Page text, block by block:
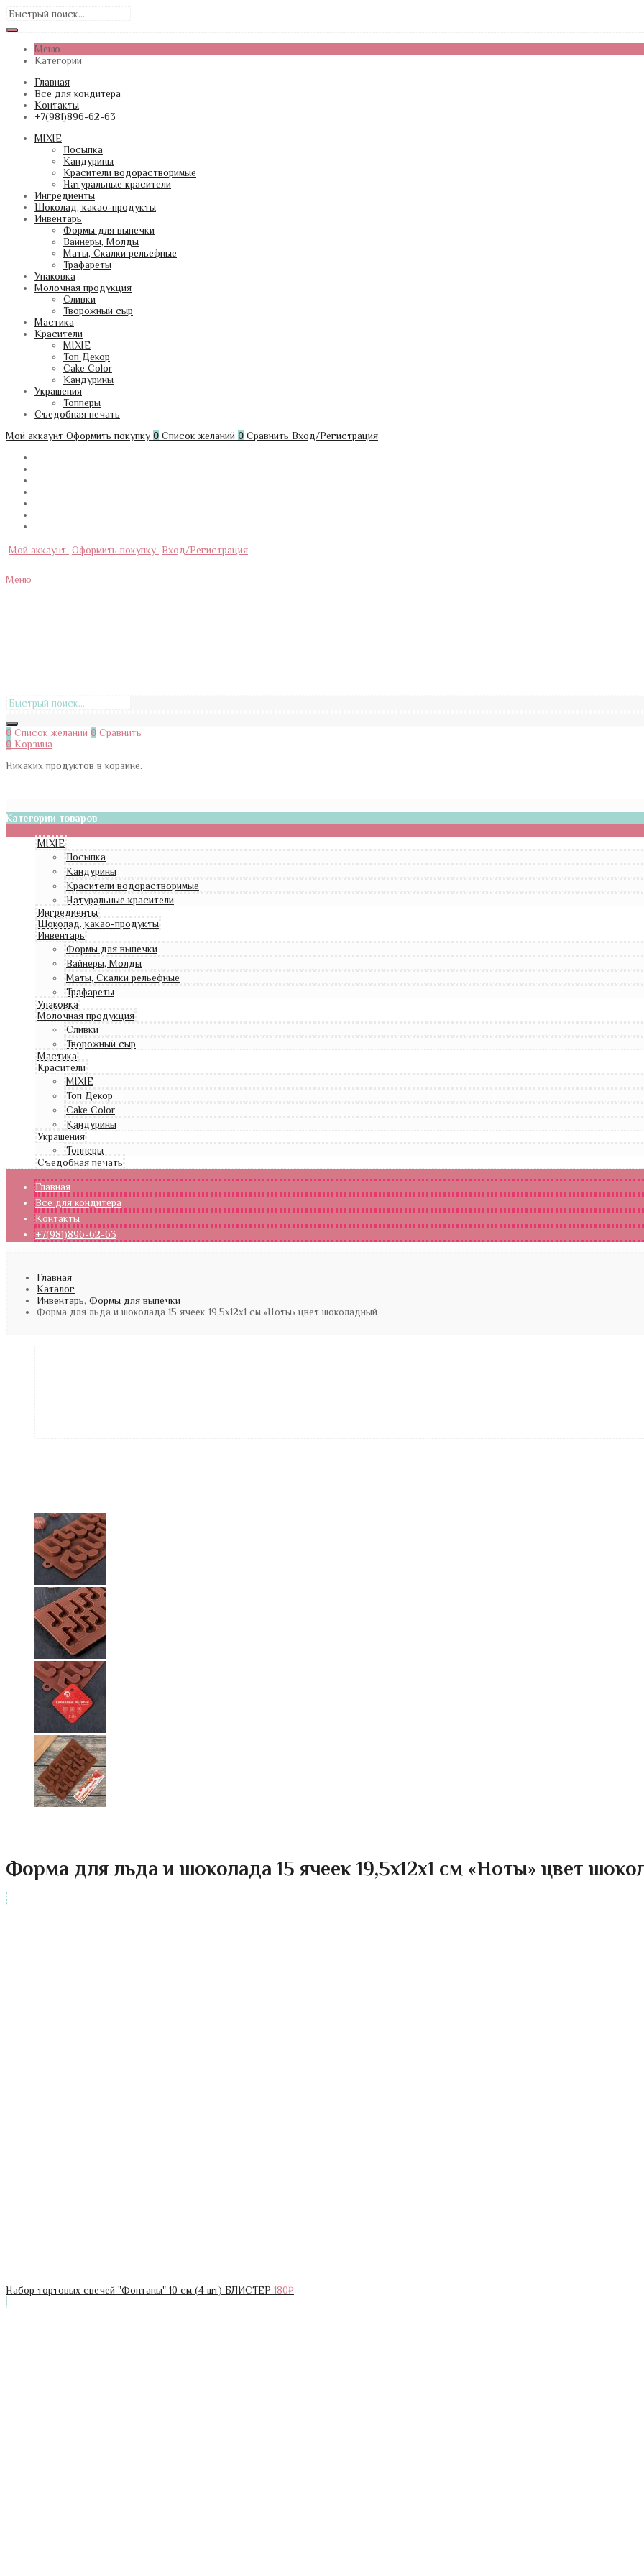
Меню
Категории
Главная
Все для кондитера
Контакты
+7(981)896-62-63
MIXIE
Посыпка
Кандурины
Красители водорастворимые
Натуральные красители
Ингредиенты
Шоколад, какао-продукты
Инвентарь
Формы для выпечки
Вайнеры, Молды
Маты, Скалки рельефные
Трафареты
Упаковка
Молочная продукция
Сливки
Творожный сыр
Мастика
Красители
MIXIE
Топ Декор
Cake Color
Кандурины
Украшения
Топперы
Съедобная печать
Мой аккаунт Оформить покупку 0 Список желаний 0 Сравнить Вход/Регистрация
Мой аккаунт Оформить покупку Вход/Регистрация
Меню
0 Список желаний 0 Сравнить
0 Корзина
Никаких продуктов в корзине.
Категории товаров
MIXIE
Посыпка
Кандурины
Красители водорастворимые
Натуральные красители
Ингредиенты
Шоколад, какао-продукты
Инвентарь
Формы для выпечки
Вайнеры, Молды
Маты, Скалки рельефные
Трафареты
Упаковка
Молочная продукция
Сливки
Творожный сыр
Мастика
Красители
MIXIE
Топ Декор
Cake Color
Кандурины
Украшения
Топперы
Съедобная печать
Главная
Все для кондитера
Контакты
+7(981)896-62-63
Главная
Каталог
Инвентарь, Формы для выпечки
Форма для льда и шоколада 15 ячеек 19,5х12х1 см «Ноты» цвет шоколадный
Форма для льда и шоколада 15 ячеек 19,5х12х1 см «Ноты» цвет
Набор тортовых свечей "Фонтаны" 10 см (4 шт) БЛИСТЕР 180₽